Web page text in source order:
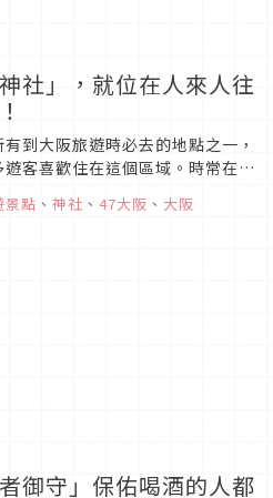
社」，就位在人來人往
到大阪旅遊時必去的地點之一，
客喜歡住在這個區域。時常在這
鐘就可到達的小小紅色鳥居中，
景點 、 神社 、 47大阪 、 大阪
御守」保佑喝酒的人都